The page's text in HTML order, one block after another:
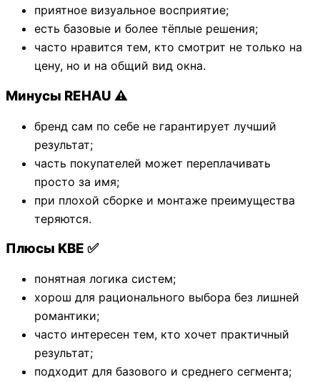
приятное визуальное восприятие;
есть базовые и более тёплые решения;
часто нравится тем, кто смотрит не только на
цену, но и на общий вид окна.
Минусы REHAU ⚠️
бренд сам по себе не гарантирует лучший
результат;
часть покупателей может переплачивать
просто за имя;
при плохой сборке и монтаже преимущества
теряются.
Плюсы KBE ✅
понятная логика систем;
хорош для рационального выбора без лишней
романтики;
часто интересен тем, кто хочет практичный
результат;
подходит для базового и среднего сегмента;